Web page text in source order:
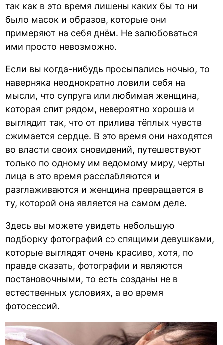
так как в это время лишены каких бы то ни
было масок и образов, которые они
примеряют на себя днём. Не залюбоваться
ими просто невозможно.
Если вы когда-нибудь просыпались ночью, то
наверняка неоднократно ловили себя на
мысли, что супруга или любимая женщина,
которая спит рядом, невероятно хороша и
выглядит так, что от прилива тёплых чувств
сжимается сердце. В это время они находятся
во власти своих сновидений, путешествуют
только по одному им ведомому миру, черты
лица в это время расслабляются и
разглаживаются и женщина превращается в
ту, которой она является на самом деле.
Здесь вы можете увидеть небольшую
подборку фотографий со спящими девушками,
которые выглядят очень красиво, хотя, по
правде сказать, фотографии и являются
постановочными, то есть созданы не в
естественных условиях, а во время
фотосессий.